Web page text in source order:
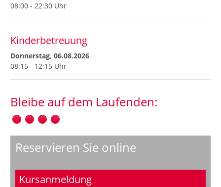
08:00 - 22:30 Uhr
Kinderbetreuung
Donnerstag, 06.08.2026
08:15 - 12:15 Uhr
Bleibe auf dem Laufenden:
Reservieren Sie online
Kursanmeldung